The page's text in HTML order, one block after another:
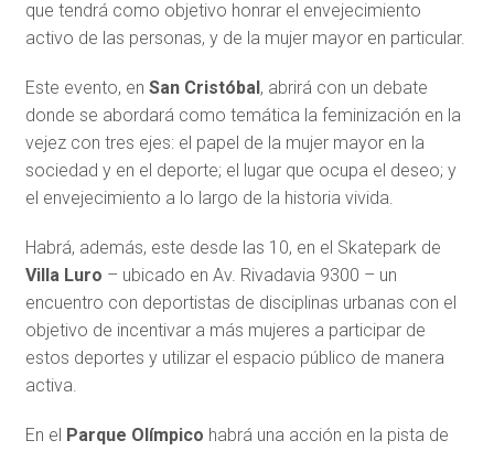
que tendrá como objetivo honrar el envejecimiento
activo de las personas, y de la mujer mayor en particular.
Este evento, en San Cristóbal , abrirá con un debate
donde se abordará como temática la feminización en la
vejez con tres ejes: el papel de la mujer mayor en la
sociedad y en el deporte; el lugar que ocupa el deseo; y
el envejecimiento a lo largo de la historia vivida.
Habrá, además, este desde las 10, en el Skatepark de
Villa Luro – ubicado en Av. Rivadavia 9300 – un
encuentro con deportistas de disciplinas urbanas con el
objetivo de incentivar a más mujeres a participar de
estos deportes y utilizar el espacio público de manera
activa.
En el Parque Olímpico habrá una acción en la pista de